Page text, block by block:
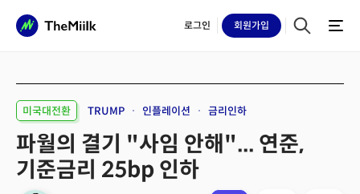
로그인 회원가입
미국대전환 TRUMP 인플레이션 금리인하
파월의 결기 "사임 안해"... 연준,
기준금리 25bp 인하